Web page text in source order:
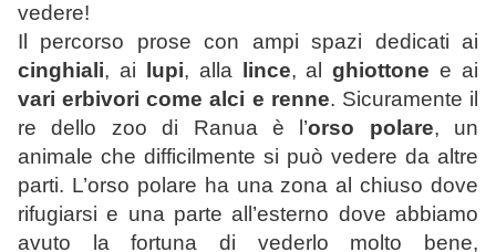
vedere!
Il percorso prose con ampi spazi dedicati ai
cinghiali, ai lupi, alla lince, alghiottone e ai
vari erbivori come alci e renne. Sicuramente il
re dello zoo di Ranua è l’orso polare, un
animale che difficilmente si può vedere da altre
parti. L’orso polare ha una zona al chiuso dove
rifugiarsi e una parte all’esterno dove abbiamo
avuto la fortuna di vederlo molto bene,